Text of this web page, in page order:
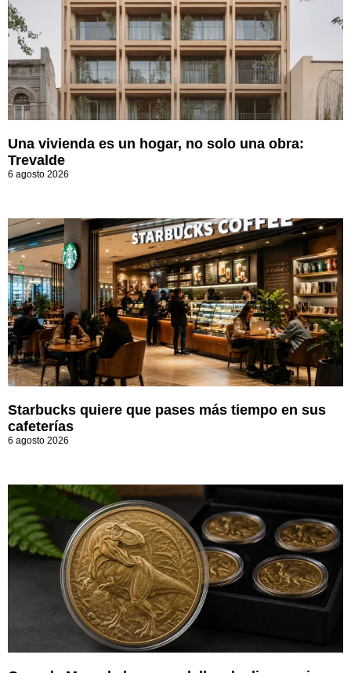
Una vivienda es un hogar, no solo una obra:
Trevalde
6 agosto 2026
Starbucks quiere que pases más tiempo en sus
cafeterías
6 agosto 2026